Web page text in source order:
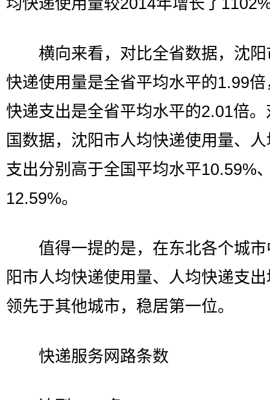
横向来看，对比全省数据，沈阳
快递使用量是全省平均水平的1.99倍
快递支出是全省平均水平的2.01倍。
国数据，沈阳市人均快递使用量、
支出分别高于全国平均水平10.59%
12.59%。
值得一提的是，在东北各个城市
阳市人均快递使用量、人均快递支
领先于其他城市，稳居第一位。
快递服务网路条数